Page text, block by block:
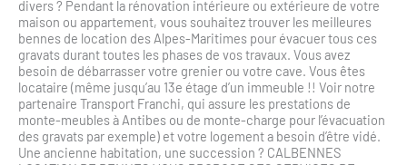
divers ? Pendant la rénovation intérieure ou extérieure de votre
maison ou appartement, vous souhaitez trouver les meilleures
bennes de location des Alpes-Maritimes pour évacuer tous ces
gravats durant toutes les phases de vos travaux. Vous avez
besoin de débarrasser votre grenier ou votre cave. Vous êtes
locataire (même jusqu’au 13e étage d’un immeuble !! Voir notre
partenaire Transport Franchi, qui assure les prestations de
monte-meubles à Antibes ou de monte-charge pour l’évacuation
des gravats par exemple) et votre logement a besoin d’être vidé.
Une ancienne habitation, une succession ? CALBENNES